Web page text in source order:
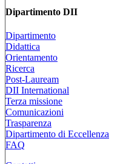
Dipartimento DII
Dipartimento
Didattica
Orientamento
Ricerca
Post-Lauream
DII International
Terza missione
Comunicazioni
Trasparenza
Dipartimento di Eccellenza
FAQ